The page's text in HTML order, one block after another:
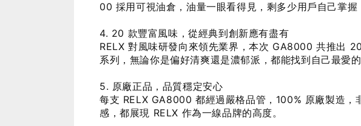
00 採用可視油倉，油量一眼看得見，剩多少用戶自己掌
4. 20 款豐富風味，從經典到創新應有盡有
RELX 對風味研發向來領先業界，本次 GA8000 共推出
系列，無論你是偏好清爽還是濃郁派，都能找到自己最愛的
5. 原廠正品，品質穩定安心
每支 RELX GA8000 都經過嚴格品管，100% 原廠製造，
感，都展現 RELX 作為一線品牌的高度。